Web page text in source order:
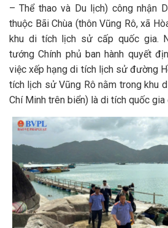
– Thể thao và Du lịch) công nhận
thuộc Bãi Chùa (thôn Vũng Rô, xã
khu di tích lịch sử cấp quốc gia.
tướng Chính phủ ban hành quyết
việc xếp hạng di tích lịch sử đường
tích lịch sử Vũng Rô nằm trong khu
Chí Minh trên biển) là di tích quốc gia